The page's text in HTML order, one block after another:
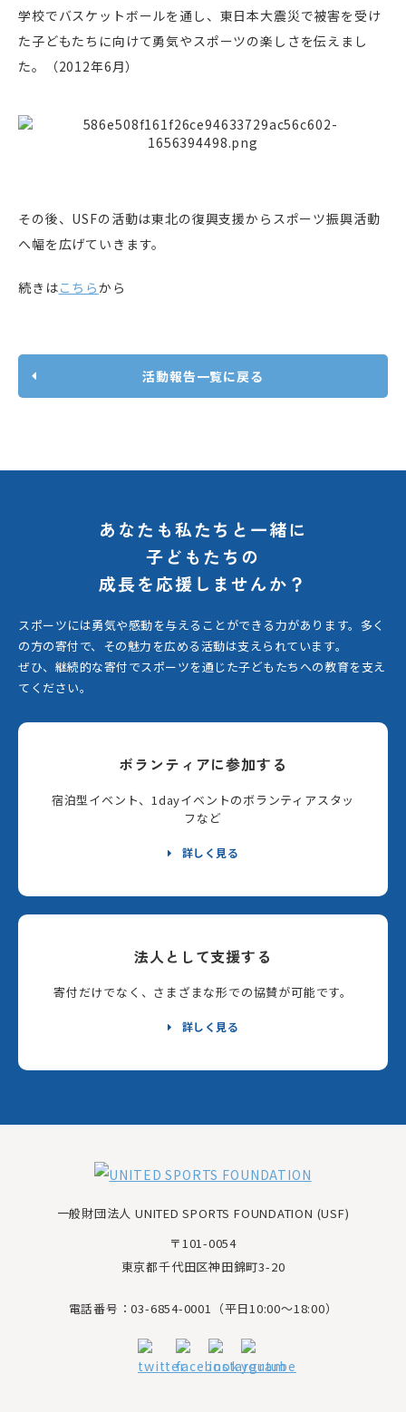
学校でバスケットボールを通し、東日本大震災で被害を受け
た子どもたちに向けて勇気やスポーツの楽しさを伝えまし
た。（2012年6月）
その後、USFの活動は東北の復興支援からスポーツ振興活動
へ幅を広げていきます。
続きはこちらから
活動報告一覧に戻る
あなたも私たちと一緒に
子どもたちの
成長を応援しませんか？
スポーツには勇気や感動を与えることができる力があります。 多く
の方の寄付で、その魅力を広める活動は支えられています。
ぜひ、継続的な寄付でスポーツを通じた子どもたちへの教育を支え
てください。
ボランティアに参加する
宿泊型イベント、1dayイベントのボランティアスタッ
フなど
詳しく見る
法人として支援する
寄付だけでなく、さまざまな形での協賛が可能です。
詳しく見る
一般財団法人 UNITED SPORTS FOUNDATION (USF)
〒101-0054
東京都千代田区神田錦町3-20
電話番号：03-6854-0001（平日10:00～18:00）